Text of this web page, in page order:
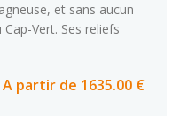
et sans aucun
Vert. Ses reliefs
A partir de 1635.00 €